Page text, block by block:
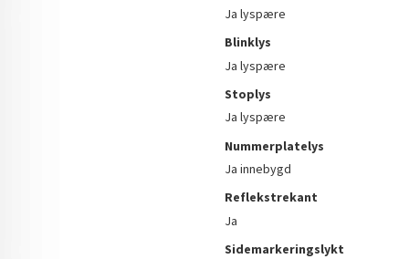
Ja lyspære
Blinklys
Ja lyspære
Stoplys
Ja lyspære
Nummerplatelys
Ja innebygd
Reflekstrekant
Ja
Sidemarkeringslykt